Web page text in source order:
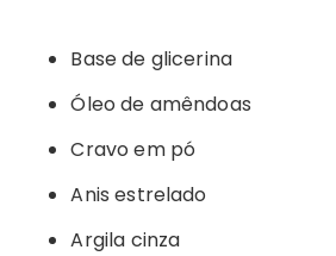
Base de glicerina
Óleo de amêndoas
Cravo em pó
Anis estrelado
Argila cinza